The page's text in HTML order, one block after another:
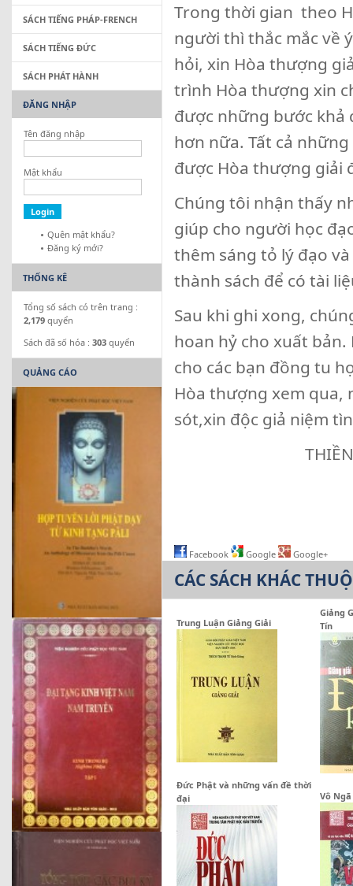
Trong thời gian theo
người thì thắc mắc về
hỏi, xin Hòa thượng
trình Hòa thượng xin
được những bước khả
hơn nữa. Tất cả
được Hòa thượng giải
Chúng tôi nhận thấy
giúp cho người học
thêm sáng tỏ lý đạo
thành sách để có tài
Sau khi ghi xong,
hoan hỷ cho xuất
cho các bạn đồng tu
Hòa thượng xem qua,
sót,xin độc giả niệm
Facebook Google Google+
CÁC SÁCH KHÁC
Trung Luận Giảng Giải
Giảng
Tín
Đức Phật và những vấn đề thời
đại
Vô
SÁCH TIẾNG PHÁP-FRENCH
SÁCH TIẾNG ĐỨC
SÁCH PHÁT HÀNH
ĐĂNG NHẬP
Tên đăng nhập
Mật khẩu
Quên mật khẩu?
Đăng ký mới?
THỐNG KÊ
Tổng số sách có trên trang :
2,179 quyển
Sách đã số hóa : 303 quyển
QUẢNG CÁO